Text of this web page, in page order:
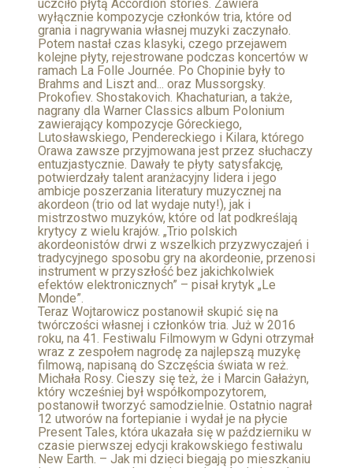
uczciło płytą Accordion stories. Zawiera
wyłącznie kompozycje członków tria, które od
grania i nagrywania własnej muzyki zaczynało.
Potem nastał czas klasyki, czego przejawem
kolejne płyty, rejestrowane podczas koncertów w
ramach La Folle Journée. Po Chopinie były to
Brahms and Liszt and... oraz Mussorgsky.
Prokofiev. Shostakovich. Khachaturian, a także,
nagrany dla Warner Classics album Polonium
zawierający kompozycje Góreckiego,
Lutosławskiego, Pendereckiego i Kilara, którego
Orawa zawsze przyjmowana jest przez słuchaczy
entuzjastycznie. Dawały te płyty satysfakcję,
potwierdzały talent aranżacyjny lidera i jego
ambicje poszerzania literatury muzycznej na
akordeon (trio od lat wydaje nuty!), jak i
mistrzostwo muzyków, które od lat podkreślają
krytycy z wielu krajów. „Trio polskich
akordeonistów drwi z wszelkich przyzwyczajeń i
tradycyjnego sposobu gry na akordeonie, przenosi
instrument w przyszłość bez jakichkolwiek
efektów elektronicznych” – pisał krytyk „Le
Monde”.
Teraz Wojtarowicz postanowił skupić się na
twórczości własnej i członków tria. Już w 2016
roku, na 41. Festiwalu Filmowym w Gdyni otrzymał
wraz z zespołem nagrodę za najlepszą muzykę
filmową, napisaną do Szczęścia świata w reż.
Michała Rosy. Cieszy się też, że i Marcin Gałażyn,
który wcześniej był współkompozytorem,
postanowił tworzyć samodzielnie. Ostatnio nagrał
12 utworów na fortepianie i wydał je na płycie
Present Tales, która ukazała się w październiku w
czasie pierwszej edycji krakowskiego festiwalu
New Earth. – Jak mi dzieci biegają po mieszkaniu